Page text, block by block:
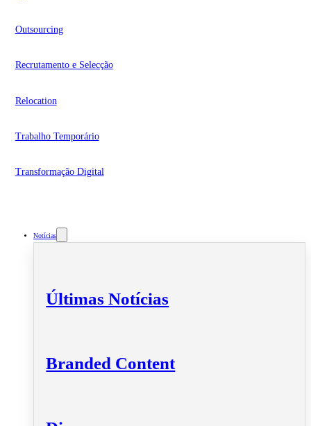
Outsourcing
Recrutamento e Selecção
Relocation
Trabalho Temporário
Transformação Digital
Notícias
Últimas Notícias
Branded Content